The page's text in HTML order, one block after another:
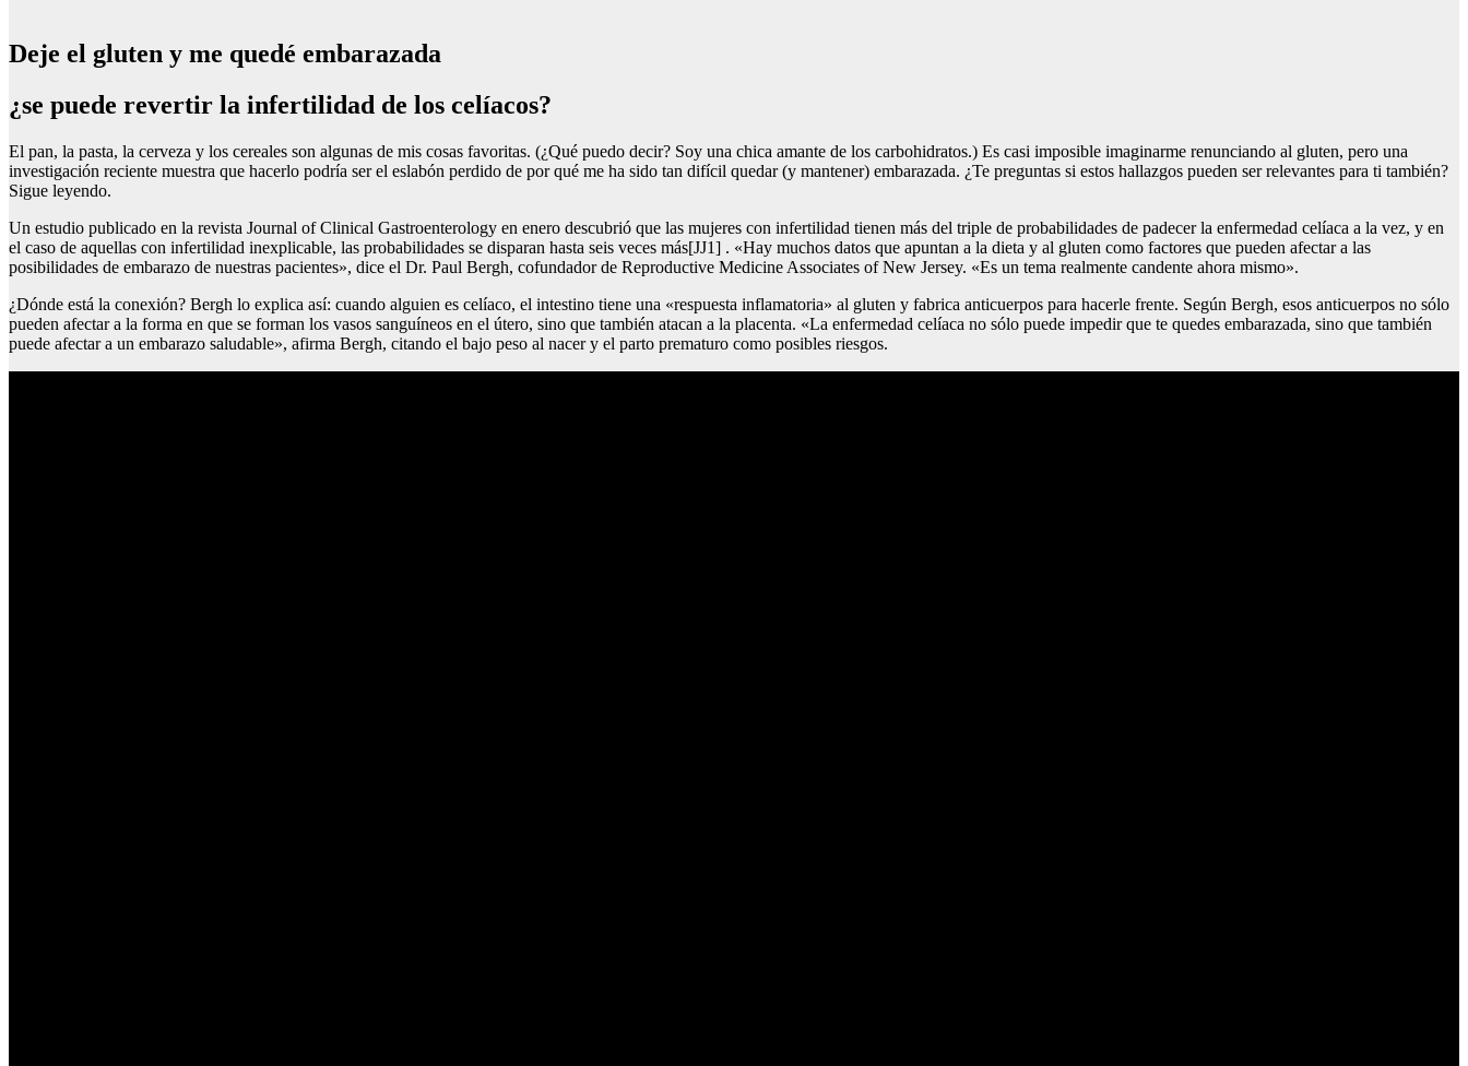
Deje el gluten y me quedé embarazada
¿se puede revertir la infertilidad de los celíacos?
El pan, la pasta, la cerveza y los cereales son algunas de mis cosas favoritas. (¿Qué puedo decir? Soy una chica amante de los carbohidratos.) Es casi imposible imaginarme renunciando al gluten, pero una
investigación reciente muestra que hacerlo podría ser el eslabón perdido de por qué me ha sido tan difícil quedar (y mantener) embarazada. ¿Te preguntas si estos hallazgos pueden ser relevantes para ti también?
Sigue leyendo.
Un estudio publicado en la revista Journal of Clinical Gastroenterology en enero descubrió que las mujeres con infertilidad tienen más del triple de probabilidades de padecer la enfermedad celíaca a la vez, y en
el caso de aquellas con infertilidad inexplicable, las probabilidades se disparan hasta seis veces más[JJ1] . «Hay muchos datos que apuntan a la dieta y al gluten como factores que pueden afectar a las
posibilidades de embarazo de nuestras pacientes», dice el Dr. Paul Bergh, cofundador de Reproductive Medicine Associates of New Jersey. «Es un tema realmente candente ahora mismo».
¿Dónde está la conexión? Bergh lo explica así: cuando alguien es celíaco, el intestino tiene una «respuesta inflamatoria» al gluten y fabrica anticuerpos para hacerle frente. Según Bergh, esos anticuerpos no sólo
pueden afectar a la forma en que se forman los vasos sanguíneos en el útero, sino que también atacan a la placenta. «La enfermedad celíaca no sólo puede impedir que te quedes embarazada, sino que también
puede afectar a un embarazo saludable», afirma Bergh, citando el bajo peso al nacer y el parto prematuro como posibles riesgos.